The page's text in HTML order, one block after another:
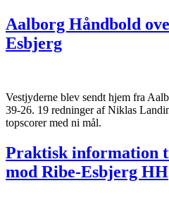
Aalborg Håndbold
Esbjerg
Vestjyderne blev sendt hjem fra
39-26. 19 redninger af Niklas
topscorer med ni mål.
Praktisk information
mod Ribe-Esbjerg HH